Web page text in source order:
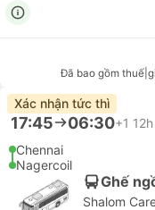
Đã bao gồm thuế
Xác nhận tức thì
17:45 06:30+1
Chennai
Nagercoil
Ghế
Shalom